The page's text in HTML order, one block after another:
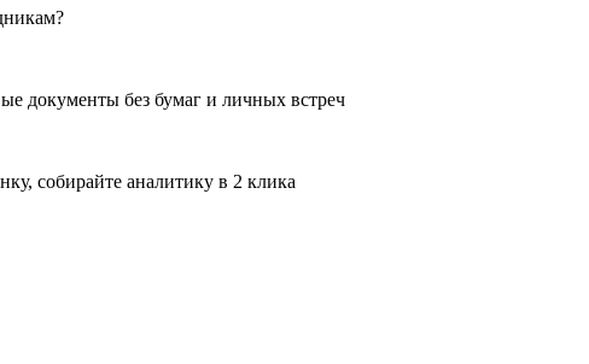
документы без бумаг и личных встреч
собирайте аналитику в 2 клика